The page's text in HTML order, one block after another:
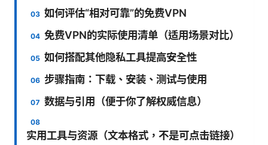
如何评估“相对可靠”的免费VPN
免费VPN的实际使用清单（适用场景对比）
如何搭配其他隐私工具提高安全性
步骤指南：下载、安装、测试与使用
数据与引用（便于你了解权威信息）
实用工具与资源（文本格式，不是可点击链接）